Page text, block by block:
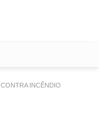
CONTRA INCÊNDIO